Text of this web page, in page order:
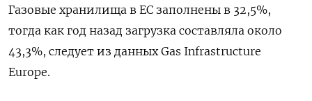
Газовые хранилища в ЕС заполнены в ‌32,5%,
тогда как год назад загрузка составляла ‌около
43,3%, следует из данных Gas Infrastructure
Europe.